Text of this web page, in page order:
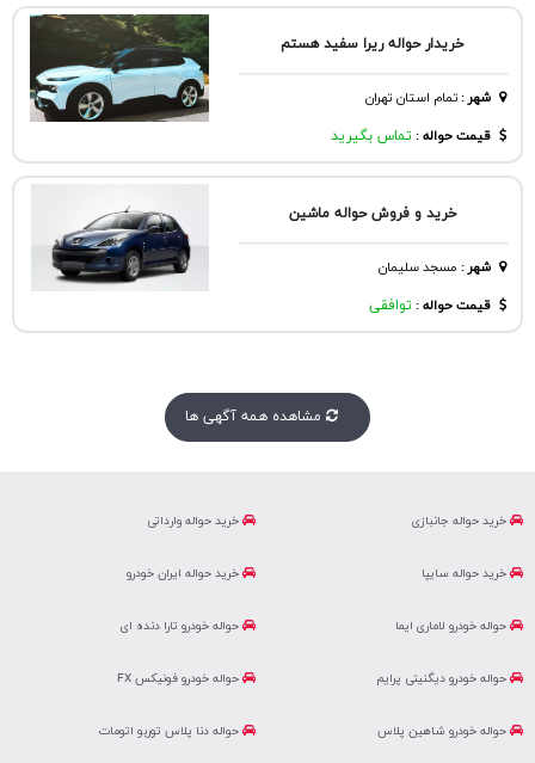
خریدار حواله ریرا سفید هستم
شهر:تمام استان تهران
قیمت حواله : تماس بگیرید
خرید و فروش حواله ماشین
شهر: مسجد سليمان
قیمت حواله : توافقی
مشاهده همه آگهی ها
خرید حواله وارداتی خرید حواله جانبازی
خرید حواله ایران خودرو خرید حواله سایپا
حواله خودرو تارا دنده ای حواله خودرو لاماری ایما
حواله خودرو فونیکس FX حواله خودرو دیگنیتی پرایم
حواله دنا پلاس توربو اتومات حواله خودرو شاهین پلاس